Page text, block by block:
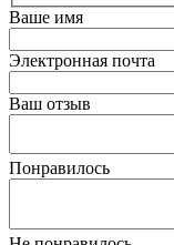
Ваше имя
Электронная почта
Ваш отзыв
Понравилось